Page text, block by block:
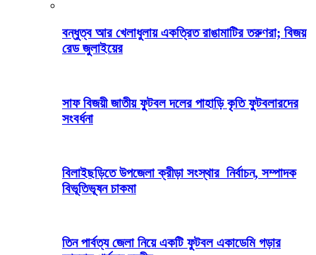
বন্ধুত্ব আর খেলাধুলায় একত্রিত রাঙামাটির তরুণরা; বিজয়
রেড জুলাইয়ের
সাফ বিজয়ী জাতীয় ফুটবল দলের পাহাড়ি কৃতি ফুটবলারদের
সংবর্ধনা
বিলাইছড়িতে উপজেলা ক্রীড়া সংস্থার নির্বাচন, সম্পাদক
বিভূতিভূষন চাকমা
তিন পার্বত্য জেলা নিয়ে একটি ফুটবল একাডেমি গড়ার